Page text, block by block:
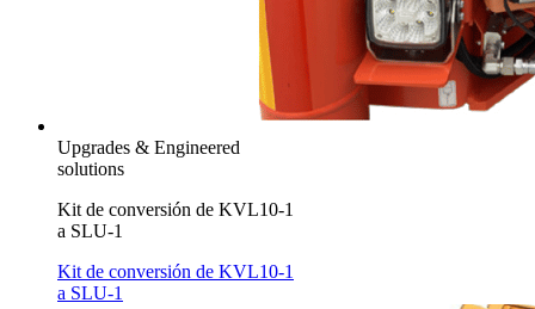
Upgrades & Engineered
solutions
Kit de conversión de KVL10-1
a SLU-1
Kit de conversión de KVL10-1
a SLU-1